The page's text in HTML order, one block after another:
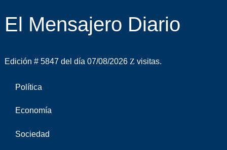
El Mensajero Diario
Edición # 5847 del día 07/08/2026 visitas.
Política
Economía
Sociedad